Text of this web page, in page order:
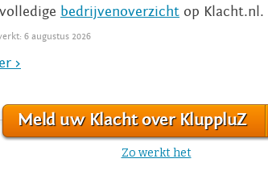
bedrijvenoverzicht op Klacht.nl.
6 augustus 2026
>
Meld uw Klacht over KluppluZ
Zo werkt het